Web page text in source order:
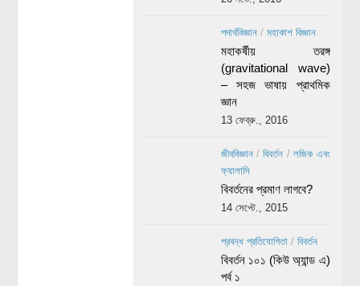
পদার্থবিজ্ঞান/ মহাকাশ বিজ্ঞান
মহাকর্ষীয় তরঙ্গ
(gravitational wave)
– সহজ ভাষায় প্রাথমিক
জ্ঞান
13 ফেব্রু., 2016
জীববিজ্ঞান/বিবর্তন /লজিক এবং
ফ্যালাসি
বিবর্তনের প্রমাণ লাগবে?
14 সেপ্টে., 2015
প্রবন্ধ প্রতিযোগিতা/ বিবর্তন
বিবর্তন ১০১ (কিউ অ্যান্ড এ)
পর্ব ১